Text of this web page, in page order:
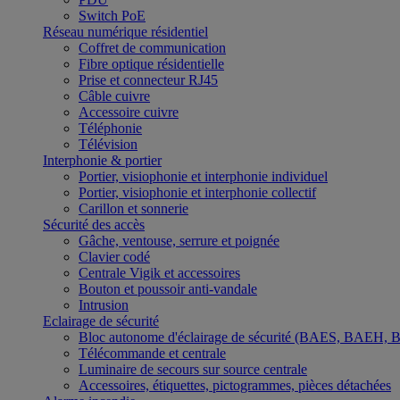
Switch PoE
Réseau numérique résidentiel
Coffret de communication
Fibre optique résidentielle
Prise et connecteur RJ45
Câble cuivre
Accessoire cuivre
Téléphonie
Télévision
Interphonie & portier
Portier, visiophonie et interphonie individuel
Portier, visiophonie et interphonie collectif
Carillon et sonnerie
Sécurité des accès
Gâche, ventouse, serrure et poignée
Clavier codé
Centrale Vigik et accessoires
Bouton et poussoir anti-vandale
Intrusion
Eclairage de sécurité
Bloc autonome d'éclairage de sécurité (BAES,
Télécommande et centrale
Luminaire de secours sur source centrale
Accessoires, étiquettes, pictogrammes, pièces détachées